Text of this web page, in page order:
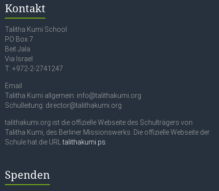
Kontakt
Talitha Kumi School
PO Box 7
Beit Jala
Via Israel
T: +972-2-2741247
Email
Talitha Kumi allgemein: info@talithakumi.org
Schulleitung: director@talithakumi.org
talithakumi.org ist die offizielle Webseite des Schulträgers von
Talitha Kumi, des Berliner Missionswerks. Die offizielle Webseite der
Schule hat die URLtalithakumi.ps.
Spenden